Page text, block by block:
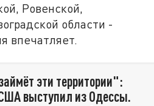
Ровенской,
области -
впечатляет.
эти территории":
выступил из Одессы.